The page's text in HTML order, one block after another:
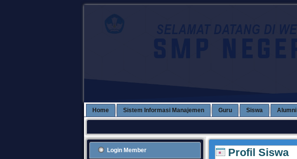
Home Sistem Informasi Manajemen Guru Siswa Alumni
Login Member Profil Siswa